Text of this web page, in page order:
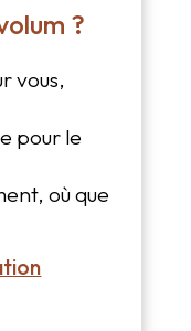
?
vous,
pour le
où que